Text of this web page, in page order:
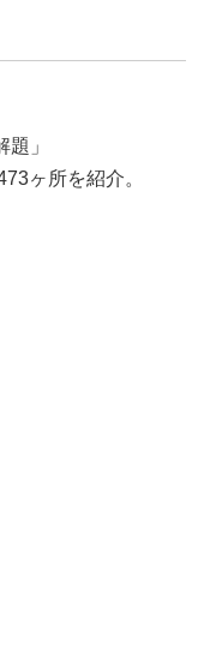
」
ヶ所を紹介。